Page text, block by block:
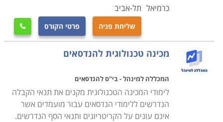
לבנות, לתחזק ולהפעילן. לימודי הנדסאי אלקטרוניקה זמינים
בכל רחבי הארץ ונלמדים במכללות מקצועיות בערים
הגדולות בישראל כדוגמת תל אביב, חיפה, ירושלים ובאר
שבע.
כרמיאל תל-אביב
שליחת פניה פרטי הקורס 
מכינה טכנולוגית להנדסאים
המכללה למינהל - בי"ס להנדסאים
לימודי המכינה הטכנולוגית מקנים את תנאי הקבלה
הנדרשים ללימודי הנדסאים עבור מועמדים אשר
אינם עונים על הקריטריונים ותנאי הסף הנדרשים.